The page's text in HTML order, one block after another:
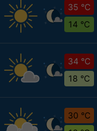
35 °C
14 °C
34 °C
18 °C
30 °C